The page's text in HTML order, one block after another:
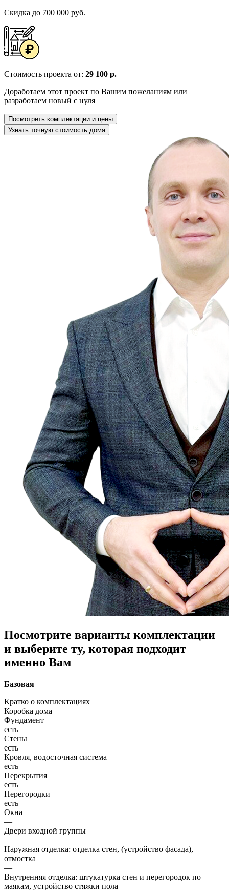
Скидка до 700 000 руб.
Стоимость проекта от: 29 100 р.
Доработаем этот проект по Вашим пожеланиям или
разработаем новый с нуля
Посмотреть комплектации и цены
Узнать точную стоимость дома
Посмотрите варианты комплектации
и выберите ту, которая подходит
именно Вам
Базовая
Кратко о комплектациях
Коробка дома
Фундамент
есть
Стены
есть
Кровля, водосточная система
есть
Перекрытия
есть
Перегородки
есть
Окна
—
Двери входной группы
—
Наружная отделка: отделка стен, (устройство фасада),
отмостка
—
Внутренняя отделка: штукатурка стен и перегородок по
маякам, устройство стяжки пола